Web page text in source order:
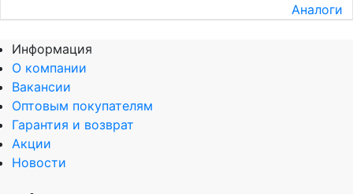
Аналоги
Информация
О компании
Вакансии
Оптовым покупателям
Гарантия и возврат
Акции
Новости